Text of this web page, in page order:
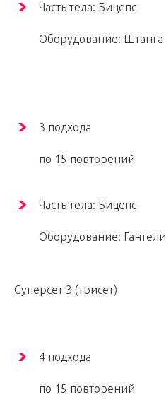
Часть тела: Бицепс
Оборудование: Штанга
3 подхода
по 15 повторений
Часть тела: Бицепс
Оборудование: Гантели
Суперсет 3 (трисет)
4 подхода
по 15 повторений